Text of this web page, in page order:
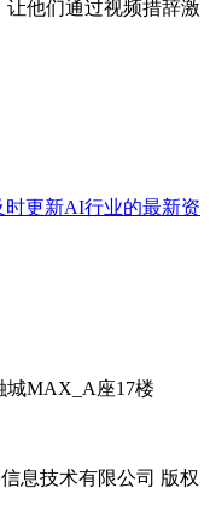
他们通过视频措辞激
更新AI行业的最新资
城MAX_A座17楼
息技术有限公司 版权